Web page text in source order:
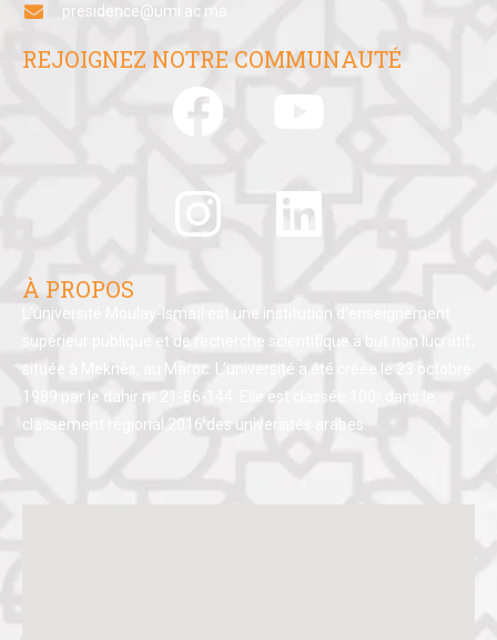
presidence@umi.ac.ma
REJOIGNEZ NOTRE COMMUNAUTÉ
À PROPOS
L’université Moulay-Ismaïl est une institution d’enseignement
supérieur publique et de recherche scientifique à but non lucratif,
située à Meknès, au Maroc. L’université a été créée le 23 octobre
1989 par le dahir nᵒ 21-86-144. Elle est classée 100ᵉ dans le
classement régional 2016 des universités arabes.